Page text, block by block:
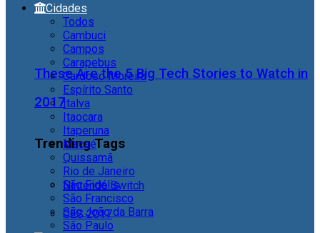
These Are the 5 Big Tech Stories to Watch in
2017
Trending Tags
Nintendo Switch
CES 2017
Cidades
Todos
Cambuci
Campos
Carapebus
Cardoso Moreira
Espírito Santo
Italva
Itaocara
Itaperuna
Macaé
Quissamã
Rio de Janeiro
São Fidélis
São Francisco
São João da Barra
São Paulo